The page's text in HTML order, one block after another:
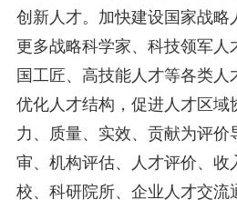
创新人才。加快建设国家战略
更多战略科学家、科技领军人
国工匠、高技能人才等各类人
优化人才结构，促进人才区域
力、质量、实效、贡献为评价
审、机构评估、人才评价、收
校、科研院所、企业人才交流